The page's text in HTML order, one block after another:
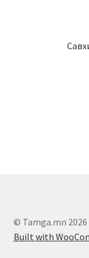
© Tamga.mn 2026
Built with